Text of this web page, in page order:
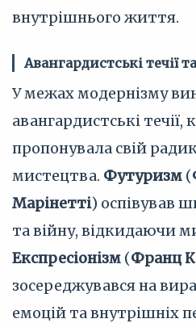
внутрішнього життя.
Авангардистські течії
У межах модернізму
авангардистські течії,
пропонувала свій
мистецтва. Футуризм (
Марінетті) оспівував
та війну, відкидаючи
Експресіонізм (Франц
зосереджувався на
емоцій та внутрішніх